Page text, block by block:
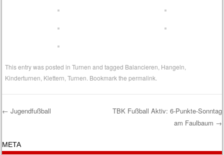
This entry was posted inTurnen and tagged Balancieren Hangeln
Kinderturnen Klettern ,Turnen . Bookmark thepermalink
← Jugendfußball
TBK Fußball Aktiv: 6-Punkte-Sonntag
am Faulbaum →
META